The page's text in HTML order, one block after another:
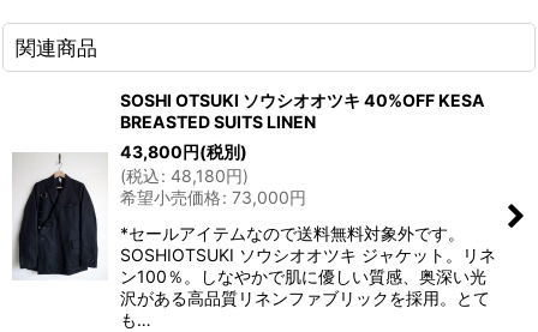
関連商品
SOSHI OTSUKI ソウシオオツキ 40%OFF KESA
BREASTED SUITS LINEN
43,800円(税別)
(税込: 48,180円)
希望小売価格: 73,000円
*セールアイテムなので送料無料対象外です。
SOSHIOTSUKI ソウシオオツキ ジャケット。リネ
ン100％。しなやかで肌に優しい質感、奥深い光
沢がある高品質リネンファブリックを採用。とて
も…